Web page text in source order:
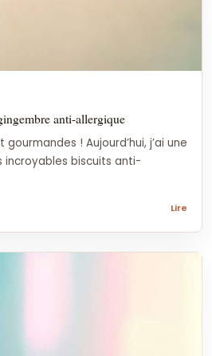
anti-allergique
! Aujourd’hui, j’ai une
incroyables biscuits anti-
Lire